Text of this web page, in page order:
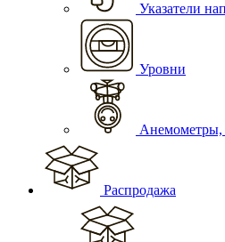
Указатели
Уровни
Распродажа